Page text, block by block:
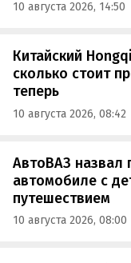
10 августа 2026, 14:50
Китайский
сколько стоит
теперь
10 августа 2026, 08:42
АвтоВАЗ назвал
автомобиле с
путешествием
10 августа 2026, 08:00